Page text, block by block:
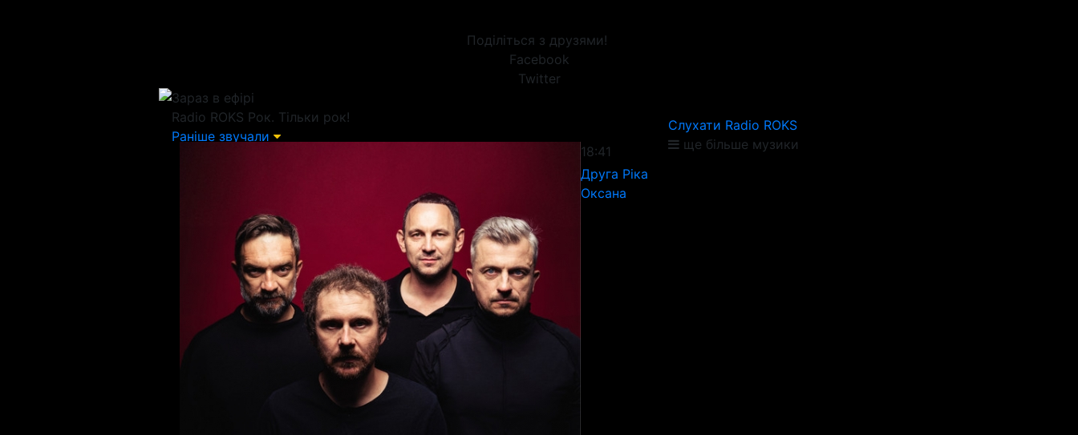
Поділіться з друзями!
Facebook
Twitter
Зараз в ефірі
Radio ROKS Рок. Тільки рок!
Раніше звучали
18:41
Друга Ріка
Оксана
Слухати Radio ROKS
ще більше музики